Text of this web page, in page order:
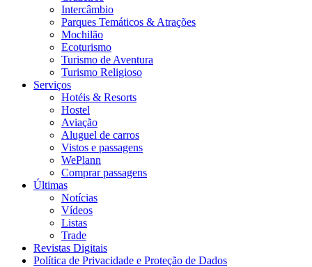
Intercâmbio
Parques Temáticos & Atrações
Mochilão
Ecoturismo
Turismo de Aventura
Turismo Religioso
Serviços
Hotéis & Resorts
Hostel
Aviação
Aluguel de carros
Vistos e passagens
WePlann
Comprar passagens
Últimas
Notícias
Vídeos
Listas
Trade
Revistas Digitais
Política de Privacidade e Proteção de Dados